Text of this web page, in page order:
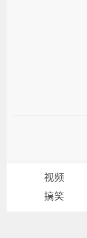
视频
搞笑